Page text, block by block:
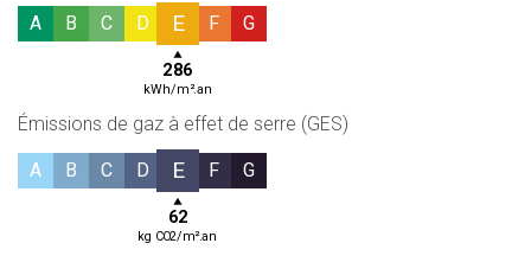
A B C D E
286
kWh/m².an
F G
Émissions de gaz à effet de serre (GES)
A B C D E
62
kg CO2/m².an
F G